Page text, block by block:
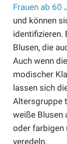
Frauen ab 60
und können
identifizieren.
Blusen, die
Auch wenn
modischer
lassen sich
Altersgruppe
weiße Blusen
oder farbigen
veredeln.